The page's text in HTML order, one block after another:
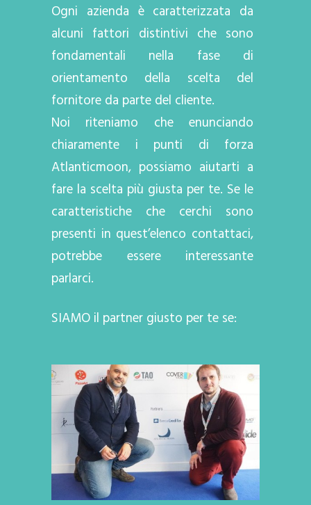
Ogni azienda è caratterizzata da
alcuni fattori distintivi che sono
fondamentali nella fase di
orientamento della scelta del
fornitore da parte del cliente.
Noi riteniamo che enunciando
chiaramente i punti di forza
Atlanticmoon, possiamo aiutarti a
fare la scelta più giusta per te. Se le
caratteristiche che cerchi sono
presenti in quest’elenco contattaci,
potrebbe essere interessante
parlarci.
SIAMO il partner giusto per te se: